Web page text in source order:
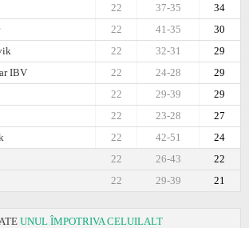
34
37-35
22
30
41-35
22
29
32-31
22
IBV 29
24-28
22
29
29-39
22
27
23-28
22
24
42-51
22
22
26-43
22
21
29-39
22
UNUL ÎMPOTRIVA CELUILALT